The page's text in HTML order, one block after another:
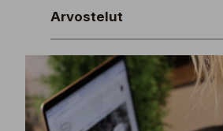
Arvostelut